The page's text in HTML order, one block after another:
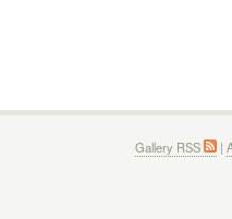
Gallery RSS |